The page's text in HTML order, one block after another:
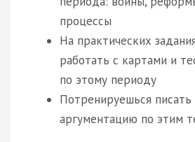
процессы
На практических
работать с картами и
по этому периоду
Потренируешься писать
аргументацию по этим